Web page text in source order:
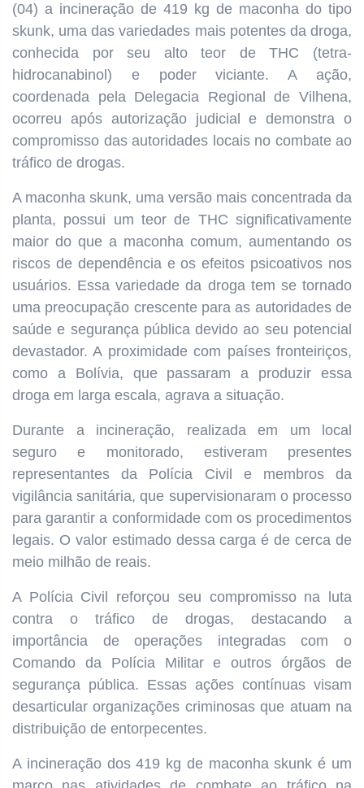
(04) a incineração de 419 kg de maconha do tipo
skunk, uma das variedades mais potentes da droga,
conhecida por seu alto teor de THC (tetra-
hidrocanabinol) e poder viciante. A ação,
coordenada pela Delegacia Regional de Vilhena,
ocorreu após autorização judicial e demonstra o
compromisso das autoridades locais no combate ao
tráfico de drogas.
A maconha skunk, uma versão mais concentrada da
planta, possui um teor de THC significativamente
maior do que a maconha comum, aumentando os
riscos de dependência e os efeitos psicoativos nos
usuários. Essa variedade da droga tem se tornado
uma preocupação crescente para as autoridades de
saúde e segurança pública devido ao seu potencial
devastador. A proximidade com países fronteiriços,
como a Bolívia, que passaram a produzir essa
droga em larga escala, agrava a situação.
Durante a incineração, realizada em um local
seguro e monitorado, estiveram presentes
representantes da Polícia Civil e membros da
vigilância sanitária, que supervisionaram o processo
para garantir a conformidade com os procedimentos
legais. O valor estimado dessa carga é de cerca de
meio milhão de reais.
A Polícia Civil reforçou seu compromisso na luta
contra o tráfico de drogas, destacando a
importância de operações integradas com o
Comando da Polícia Militar e outros órgãos de
segurança pública. Essas ações contínuas visam
desarticular organizações criminosas que atuam na
distribuição de entorpecentes.
A incineração dos 419 kg de maconha skunk é um